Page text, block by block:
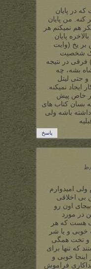
در پایان
تغییر کنه. من پایان
هم نمیکنم هر
پایان
یخ (وایت
شخصیت
از ۷ خاندانه) فرقی در نتیجه
بشه، چه
حتی لیتل
نمیکنه.
خاص پیش
بسان کتاب های
باشه ولی
پاسخ
امیدوارم
بی اخلاقی
اون رو
در مورد
هست که هر
و یا شر
و تخت همگی
که تنها برای
خوبی و
فراموش